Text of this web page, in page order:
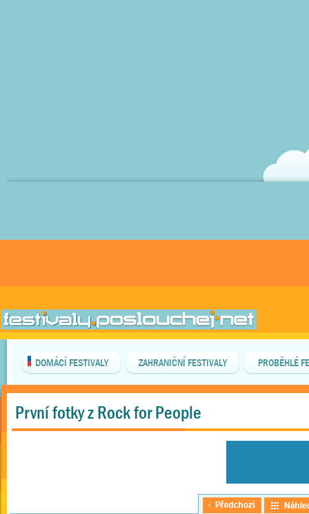
DOMÁCÍ FESTIVALY ZAHRANIČNÍ FESTIVALY PROBĚHLÉ
První fotky z Rock for People